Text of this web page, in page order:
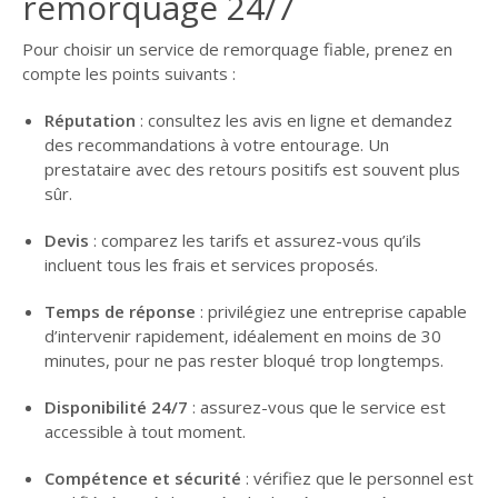
Pour choisir un service de remorquage fiable, prenez en
compte les points suivants :
Réputation : consultez les avis en ligne et demandez
des recommandations à votre entourage. Un
prestataire avec des retours positifs est souvent plus
sûr.
Devis : comparez les tarifs et assurez-vous qu’ils
incluent tous les frais et services proposés.
Temps de réponse : privilégiez une entreprise capable
d’intervenir rapidement, idéalement en moins de 30
minutes, pour ne pas rester bloqué trop longtemps.
Disponibilité 24/7 : assurez-vous que le service est
accessible à tout moment.
Compétence et sécurité : vérifiez que le personnel est